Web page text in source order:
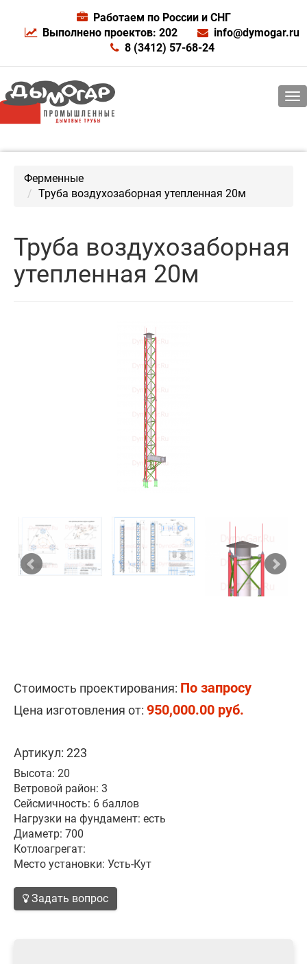
Работаем по России и СНГ
Выполнено проектов: 202
info@dymogar.ru
8 (3412) 57-68-24
Ферменные
Труба воздухозаборная утепленная 20м
Труба воздухозаборная
утепленная 20м
Стоимость проектирования: По запросу
Цена изготовления от: 950,000.00 руб.
Артикул: 223
Высота: 20
Ветровой район: 3
Сейсмичность: 6 баллов
Нагрузки на фундамент: есть
Диаметр: 700
Котлоагрегат:
Место установки: Усть-Кут
Задать вопрос